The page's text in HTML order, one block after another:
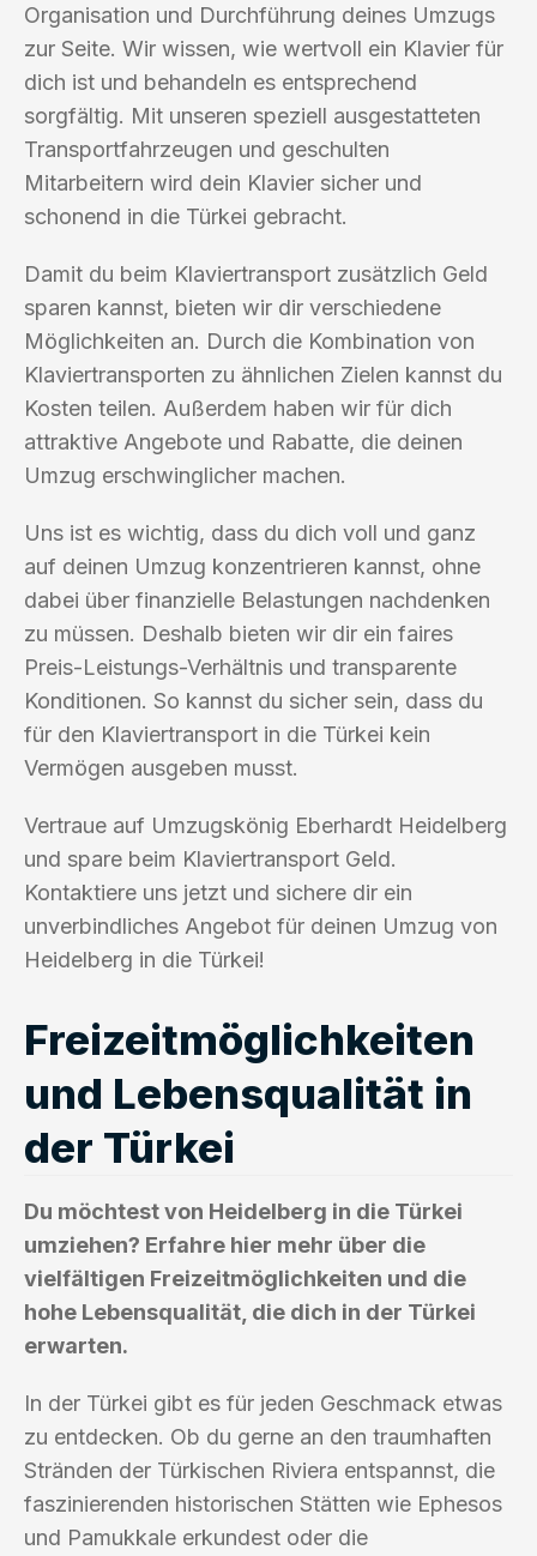
Organisation und Durchführung deines Umzugs
zur Seite. Wir wissen, wie wertvoll ein Klavier für
dich ist und behandeln es entsprechend
sorgfältig. Mit unseren speziell ausgestatteten
Transportfahrzeugen und geschulten
Mitarbeitern wird dein Klavier sicher und
schonend in die Türkei gebracht.
Damit du beim Klaviertransport zusätzlich Geld
sparen kannst, bieten wir dir verschiedene
Möglichkeiten an. Durch die Kombination von
Klaviertransporten zu ähnlichen Zielen kannst du
Kosten teilen. Außerdem haben wir für dich
attraktive Angebote und Rabatte, die deinen
Umzug erschwinglicher machen.
Uns ist es wichtig, dass du dich voll und ganz
auf deinen Umzug konzentrieren kannst, ohne
dabei über finanzielle Belastungen nachdenken
zu müssen. Deshalb bieten wir dir ein faires
Preis-Leistungs-Verhältnis und transparente
Konditionen. So kannst du sicher sein, dass du
für den Klaviertransport in die Türkei kein
Vermögen ausgeben musst.
Vertraue auf Umzugskönig Eberhardt Heidelberg
und spare beim Klaviertransport Geld.
Kontaktiere uns jetzt und sichere dir ein
unverbindliches Angebot für deinen Umzug von
Heidelberg in die Türkei!
Freizeitmöglichkeiten
und Lebensqualität in
der Türkei
Du möchtest von Heidelberg in die Türkei
umziehen? Erfahre hier mehr über die
vielfältigen Freizeitmöglichkeiten und die
hohe Lebensqualität, die dich in der Türkei
erwarten.
In der Türkei gibt es für jeden Geschmack etwas
zu entdecken. Ob du gerne an den traumhaften
Stränden der Türkischen Riviera entspannst, die
faszinierenden historischen Stätten wie Ephesos
und Pamukkale erkundest oder die